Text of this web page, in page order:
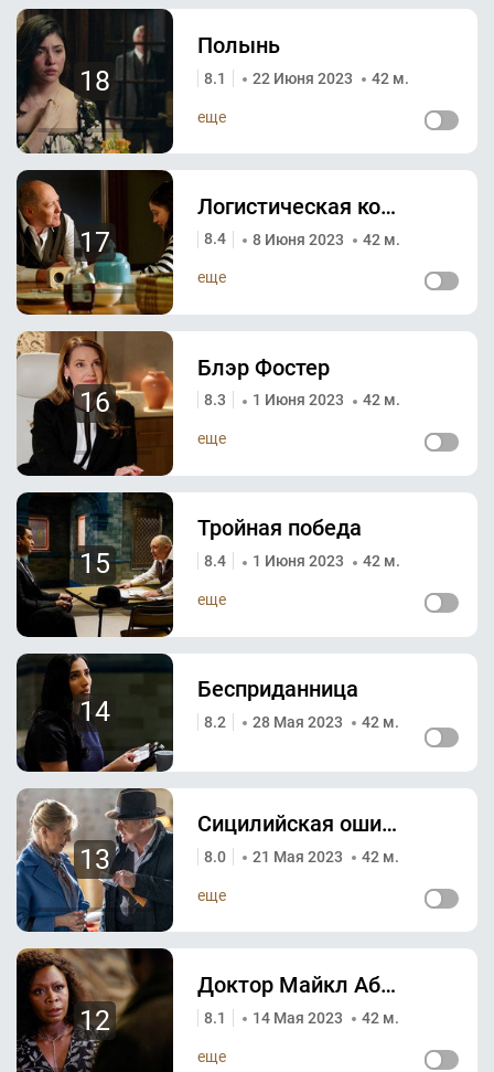
18
Полынь
8.1 22 Июня 2023 42 м.
еще
17
Логистическая корпорация «Моргана»
8.4 8 Июня 2023 42 м.
еще
16
Блэр Фостер
8.3 1 Июня 2023 42 м.
еще
15
Тройная победа
8.4 1 Июня 2023 42 м.
еще
14
Бесприданница
8.2 28 Мая 2023 42 м.
13
Сицилийская ошибка цвета
8.0 21 Мая 2023 42 м.
еще
12
Доктор Майкл Абани
8.1 14 Мая 2023 42 м.
еще